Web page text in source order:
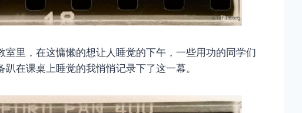
里，在这慵懒的想让人睡觉的下午，一些用功的同学们
在课桌上睡觉的我悄悄记录下了这一幕。